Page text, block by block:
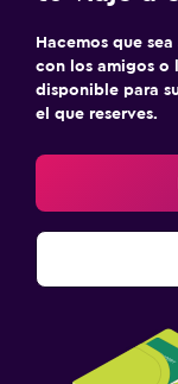
Hacemos que
con los amigos o
disponible para
el que reserves.